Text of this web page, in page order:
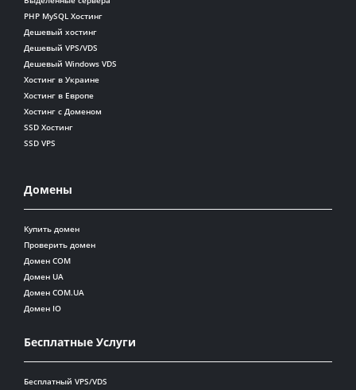
PHP MySQL Хостинг
Дешевый хостинг
Дешевый VPS/VDS
Дешевый Windows VDS
Хостинг в Украине
Хостинг в Европе
Хостинг с Доменом
SSD Хостинг
SSD VPS
Домены
Купить домен
Проверить домен
Домен COM
Домен UA
Домен COM.UA
Домен IO
Бесплатные Услуги
Бесплатный VPS/VDS